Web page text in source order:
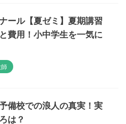
ール【夏ゼミ】夏期講習
費用！小中学生を一気に
備校での浪人の真実！実
は？